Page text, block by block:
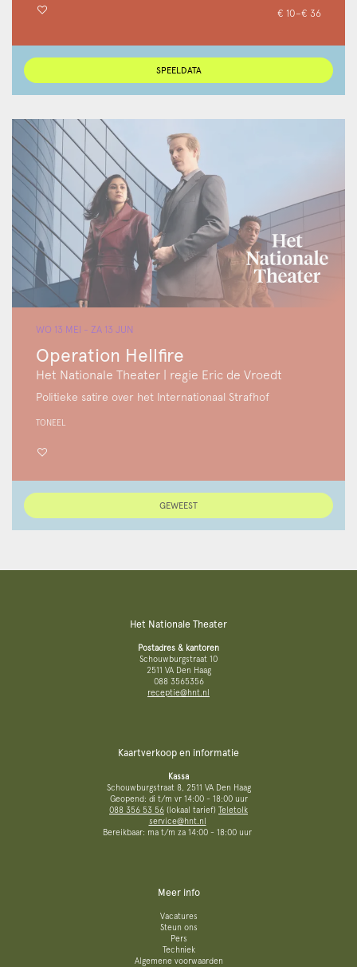
€ 10–€ 36
SPEELDATA
Operation Hellfire
Het Nationale Theater | regie Eric de Vroedt
WO 13 MEI - ZA 13 JUN
Politieke satire over het Internationaal Strafhof
TONEEL
GEWEEST
Het Nationale Theater
Postadres & kantoren
Schouwburgstraat 10
2511 VA Den Haag
088 3565356
receptie@hnt.nl
Kaartverkoop en informatie
Kassa
Schouwburgstraat 8, 2511 VA Den Haag
Geopend: di t/m vr 14:00 - 18:00 uur
088 356 53 56 (lokaal tarief) Teletolk
service@hnt.nl
Bereikbaar: ma t/m za 14:00 - 18:00 uur
Meer info
Vacatures
Steun ons
Pers
Techniek
Algemene voorwaarden